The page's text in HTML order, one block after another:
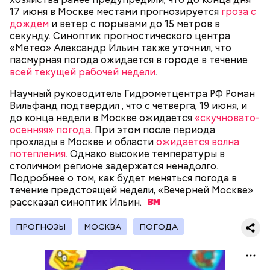
17 июня в Москве местами прогнозируется гроза с
дождем и ветер с порывами до 15 метров в
секунду. Синоптик прогностического центра
«Метео» Александр Ильин также уточнил, что
пасмурная погода ожидается в городе в течение
всей текущей рабочей недели.
Научный руководитель Гидрометцентра РФ Роман
Вильфанд подтвердил , что с четверга, 19 июня, и
до конца недели в Москве ожидается«скучновато-
осенняя» погода. При этом после периода
прохлады в Москве и областиожидается волна
потепления. Однако высокие температуры в
столичном регионе задержатся ненадолго.
Подробнее о том, как будет меняться погода в
течение предстоящей недели, «Вечерней Москве»
рассказал синоптик Ильин.
ПРОГНОЗЫ МОСКВА ПОГОДА
На главной странице сайтаkarta.mos.ruможно
найти тематические подборки скидок и самые
выгодные предложения, которые доступны на
данный момент.
Где проходит
«Кинематографическая лужа»:
булгаковед — о новой
впервые увидел Маргариту с букетом мимоз в
руках. Именно здесь в доме № 10, где было
московское отделение газеты «Накануне», работал
Михаил Булгаков. Кстати, этот дом упоминается в
сборнике писателя «Дьяволиада» и очерке «Сорок
сороков».
Метароман не для всех: чем